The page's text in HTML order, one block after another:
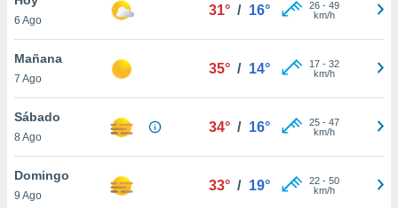
en
más
nuestra
de
6 Ago
31° / 16° 26- 49
km/h
Mañana
7 Ago
35° / 14° 17- 32
km/h
Sábado
8 Ago
34° / 16° 25- 47
km/h
Domingo
9 Ago
33° / 19° 22- 50
km/h